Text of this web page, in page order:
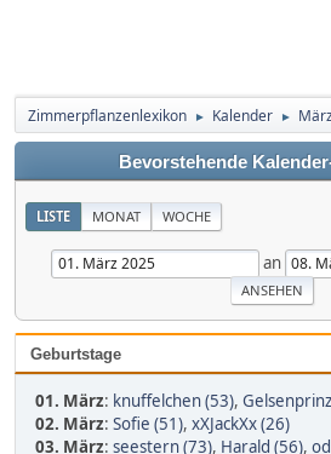
Zimmerpflanzenlexikon ► Kalender ►
Bevorstehende
LISTE MONAT WOCHE
an
Geburtstage
01. März: knuffelchen (53),
02. März: Sofie (51), xXJackXx (26)
03. März: seestern (73), Harald (56),